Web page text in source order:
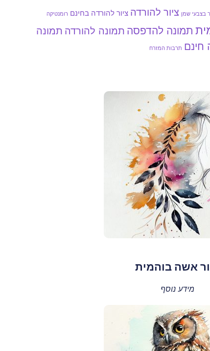
בצבעי שמן ציור להורדה ציור להורדה בחינם רומנטיקה
תמונה להדפסה תמונה להורדה תמונה
חינם תרבות המזרח
אשה בוהמית
מידע נוסף